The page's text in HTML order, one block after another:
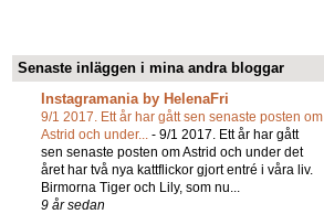
Senaste inläggen i mina andra bloggar
Instagramania by HelenaFri
9/1 2017. Ett år har gått sen senaste posten om
Astrid och under... - 9/1 2017. Ett år har gått
sen senaste posten om Astrid och under det
året har två nya kattflickor gjort entré i våra liv.
Birmorna Tiger och Lily, som nu...
9 år sedan